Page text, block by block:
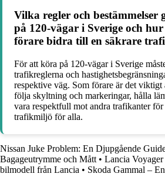
Vilka regler och
på 120-vägar i Sverige och
förare bidra till en säkrare
För att köra på 120-vägar i Sverige
trafikreglerna och
respektive väg. Som förare är det viktigt
följa skyltning och markeringar, hålla
vara respektfull mot andra trafikanter
trafikmiljö för alla.
Nissan Juke Problem: En Djupgående
Bagageutrymme och Mått • Lancia
bilmodell från Lancia • Skoda Gammal –